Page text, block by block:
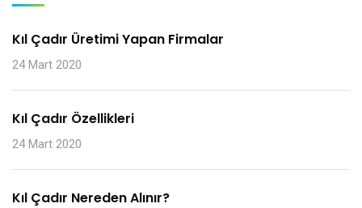
Kıl Çadır Üretimi Yapan Firmalar
24 Mart 2020
Kıl Çadır Özellikleri
24 Mart 2020
Kıl Çadır Nereden Alınır?